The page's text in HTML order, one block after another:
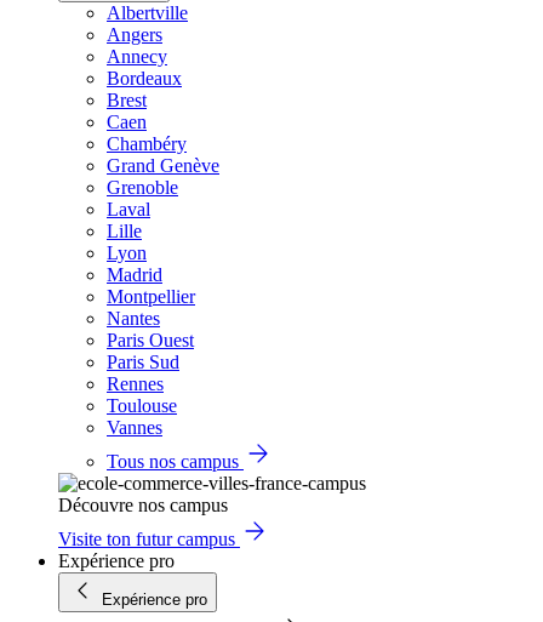
Albertville
Angers
Annecy
Bordeaux
Brest
Caen
Chambéry
Grand Genève
Grenoble
Laval
Lille
Lyon
Madrid
Montpellier
Nantes
Paris Ouest
Paris Sud
Rennes
Toulouse
Vannes
Tous nos campus
Découvre nos campus
Visite ton futur campus
Expérience pro
Expérience pro